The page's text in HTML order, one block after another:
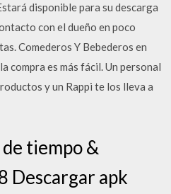
disponible para su descarga
con el dueño en poco
Comederos Y Bebederos en
compra es más fácil. Un personal
y un Rappi te los lleva a
tiempo &
Descargar apk